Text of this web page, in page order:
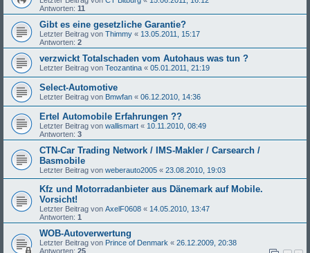
Antworten: 11
Gibt es eine gesetzliche Garantie?
Letzter Beitrag von Thimmy « 13.05.2011, 15:17
Antworten: 2
verzwickt Totalschaden vom Autohaus was tun ?
Letzter Beitrag von Teozantina « 05.01.2011, 21:19
Select-Automotive
Letzter Beitrag von Bmwfan « 06.12.2010, 14:36
Ertel Automobile Erfahrungen ??
Letzter Beitrag von wallismart « 10.11.2010, 08:49
Antworten: 3
CTN-Car Trading Network / IMS-Makler / Carsearch /
Basmobile
Letzter Beitrag von weberauto2005 « 23.08.2010, 19:03
Kfz und Motorradanbieter aus Dänemark auf Mobile.
Vorsicht!
Letzter Beitrag von AxelF0608 « 14.05.2010, 13:47
Antworten: 1
WOB-Autoverwertung
Letzter Beitrag von Prince of Denmark « 26.12.2009, 20:38
Antworten: 25